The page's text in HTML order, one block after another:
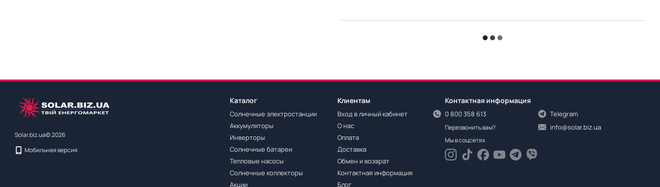
Solar.biz.ua© 2026
Мобильная версия
Каталог
Солнечные электростанции
Аккумуляторы
Инверторы
Солнечные батареи
Тепловые насосы
Солнечные коллекторы
Акции
Клиентам
Вход в личный кабинет
О нас
Оплата
Доставка
Обмен и возврат
Контактная информация
Блог
Контактная информация
0 800 358 613
Перезвонить вам?
Telegram
info@solar.biz.ua
Мы в соцсетях